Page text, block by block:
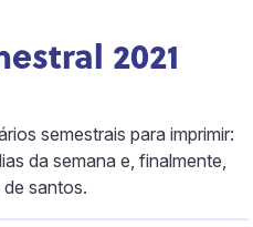
2021
semestrais para imprimir:
da semana e, finalmente,
santos.